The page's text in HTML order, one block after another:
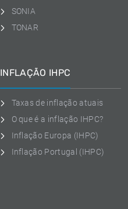
SONIA
TONAR
INFLAÇÃO IHPC
Taxas de inflação atuais
O que é a inflação IHPC?
Inflação Europa (IHPC)
Inflação Portugal (IHPC)